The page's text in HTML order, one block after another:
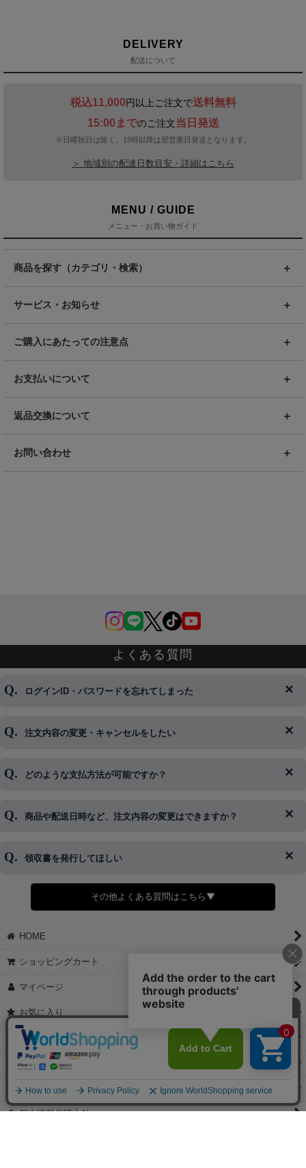
DELIVERY
配送について
税込11,000円以上ご注文で送料無料
15:00までのご注文当日発送
※日曜祝日は除く。15時以降は翌営業日発送となります。
＞ 地域別の配達日数目安・詳細はこちら
MENU / GUIDE
メニュー・お買い物ガイド
商品を探す（カテゴリ・検索）
サービス・お知らせ
ご購入にあたっての注意点
お支払いについて
返品交換について
お問い合わせ
よくある質問
ログインID・パスワードを忘れてしまった
◆下記ページより、ログインIDの変更が可能です。
注文内容の変更・キャンセルをしたい
◆即日発送を行なっている関係上、午後以降のご連絡やキャンセル
※発送後、発送準備が完了しお手続きが間に合わない場合は変更、
どのような支払方法が可能ですか？
◆代金引換・クレジットカード・携帯キャリア決済・おねだり決
＞詳細は画像をタップ＜
商品や配送日時など、注文内容の変更はできますか？
◆商品発送前の変更は承っております。
さい。
領収書を発行してほしい
◆領収書はご希望頂いた場合のみ発行しております。
【これからご注文する場合】
STEP2「お届け先・お支払い」ページにて備考欄に下記の記載をお
願いします。
②宛名（空欄は上様は不可）
③但し書き（空欄やお品代は不可）
【すでにご注文が完了している場合】
①お電話・メール・LINEにて領収書希望の連絡をお願い致します
②後日、郵送にて領収書を送らせて頂きます。
①マイページから購入履歴→購入内容→領収書発行を選択。
②後日、郵送にて領収書を送らせて頂きます。
その他よくある質問はこちら▼
HOME
ショッピングカート
マイページ
お気に入り
特定商取引法表示
ご利用案内
お問い合せ
個人情報保護方針